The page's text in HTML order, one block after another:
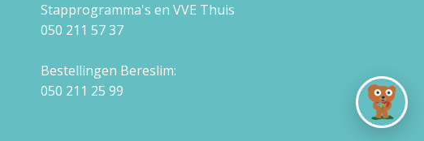
Stapprogramma's en VVE Thuis
050 211 57 37
Bestellingen Bereslim:
050 211 25 99